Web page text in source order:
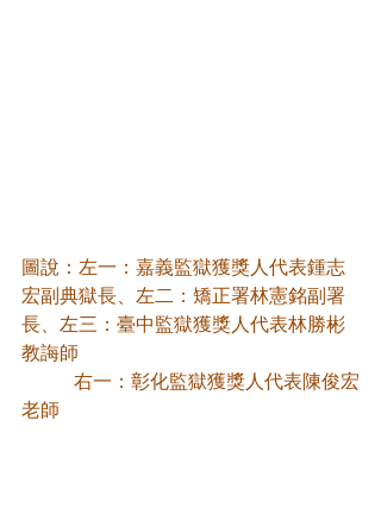
圖說：左一：嘉義監獄獲獎人代表鍾志
宏副典獄長、左二：矯正署林憲銘副署
長、左三：臺中監獄獲獎人代表林勝彬
教誨師
老師